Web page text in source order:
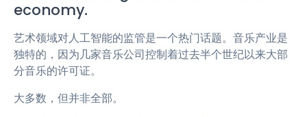
economy.
艺术领域对人工智能的监管是一个热门话题。音乐产业是
独特的，因为几家音乐公司控制着过去半个世纪以来大部
分音乐的许可证。
大多数，但并非全部。